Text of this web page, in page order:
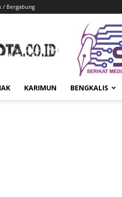
/ Bergabung
KARIMUN BENGKALIS